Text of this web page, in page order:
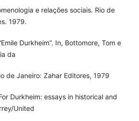
e relações sociais. Rio de
1979.
Durkheim”. In, Bottomore, Tom e
da
de Janeiro: Zahar Editores, 1979
Durkheim: essays in historical and
United